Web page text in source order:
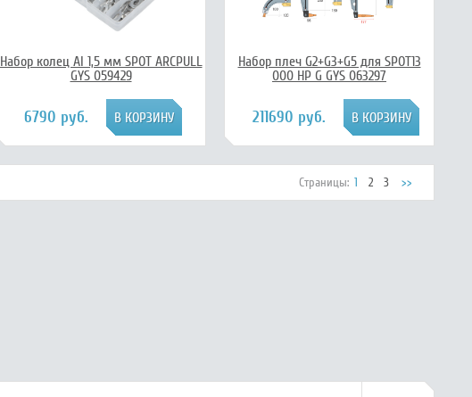
Набор колец Al 1,5 мм SPOT ARCPULL
GYS 059429
6790 руб.
Набор плеч G2+G3+G5 для SPOT13
000 HP G GYS 063297
211690 руб.
Страницы: 1 2 3 >>